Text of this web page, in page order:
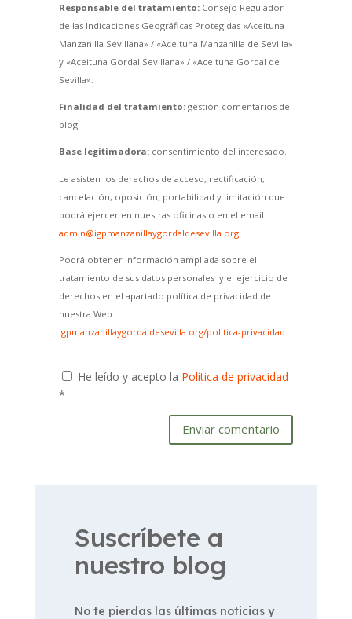
Responsable del tratamiento:Consejo Regulador
de las Indicaciones Geográficas Protegidas «Aceituna
Manzanilla Sevillana» / «Aceituna Manzanilla de Sevilla»
y «Aceituna Gordal Sevillana» / «Aceituna Gordal de
Sevilla».
Finalidad del tratamiento:gestión comentarios del
blog.
Base legitimadora:consentimiento del interesado.
Le asisten los derechos de acceso, rectificación,
cancelación, oposición, portabilidad y limitación que
podrá ejercer en nuestras oficinas o en el email:
admin@igpmanzanillaygordaldesevilla.org
Podrá obtener información ampliada sobre el
tratamiento de sus datos personales y el ejercicio de
derechos en el apartado política de privacidad de
nuestra Web
igpmanzanillaygordaldesevilla.org/politica-privacidad
He leído y acepto la Política de privacidad
*
Enviar comentario
Suscríbete a
nuestro blog
No te pierdas las últimas noticias y